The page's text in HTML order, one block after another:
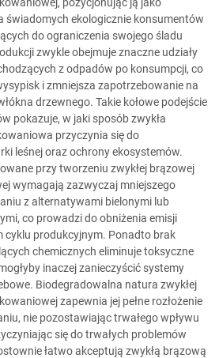
świadomych ekologicznie konsumentów
do ograniczenia swojego śladu
zwykle obejmuje znaczne udziały
z odpadów po konsumpcji, co
i zmniejsza zapotrzebowanie na
drzewnego. Takie kołowe podejście
pokazuje, w jaki sposób zwykła
przyczynia się do
leśnej oraz ochrony ekosystemów.
przy tworzeniu zwykłej brązowej
wymagają zazwyczaj mniejszego
z alternatywami bielonymi lub
co prowadzi do obniżenia emisji
cyklu produkcyjnym. Ponadto brak
chemicznych eliminuje toksyczne
inaczej zanieczyścić systemy
Biodegradowalna natura zwykłej
zapewnia jej pełne rozłożenie
nie pozostawiając trwałego wpływu
się do trwałych problemów
łatwo akceptują zwykłą brązową